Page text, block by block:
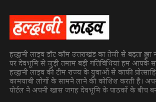
हल्द्वानी लाइव डॉट कॉम उत्तराखंड का तेजी से बढ़ता हुआ
पर देवभूमि से जुड़ी तमाम बड़ी गतिविधियां हम आपके
हल्द्वानी लाइव की टीम राज्य के युवाओं से काफी
कामयाबी लोगों के सामने लाने की कोशिश करती है।
पोर्टल ने अपनी खास जगह देवभूमि के पाठकों के बीच